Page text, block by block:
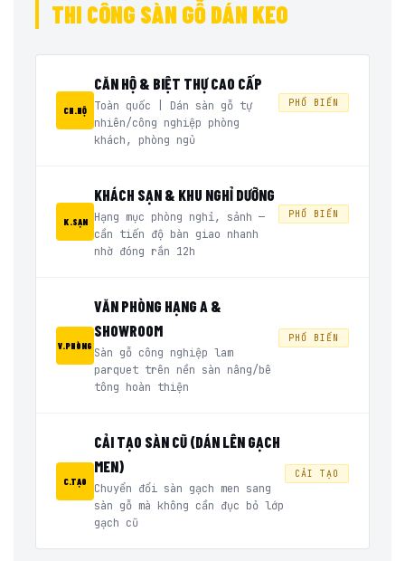
THI CÔNG SÀN GỖ DÁN KEO
CH.HỘ
CĂN HỘ & BIỆT THỰ CAO CẤP
Toàn quốc | Dán sàn gỗ tự
nhiên/công nghiệp phòng
khách, phòng ngủ
PHỔ BIẾN
K.SẠN
KHÁCH SẠN & KHU NGHỈ DƯỠNG
Hạng mục phòng nghỉ, sảnh —
cần tiến độ bàn giao nhanh
nhờ đóng rắn 12h
PHỔ BIẾN
V.PHÒNG
VĂN PHÒNG HẠNG A &
SHOWROOM
Sàn gỗ công nghiệp lam
parquet trên nền sàn nâng/bê
tông hoàn thiện
PHỔ BIẾN
C.TẠO
CẢI TẠO SÀN CŨ (DÁN LÊN GẠCH
MEN)
Chuyển đổi sàn gạch men sang
sàn gỗ mà không cần đục bỏ lớp
gạch cũ
CẢI TẠO